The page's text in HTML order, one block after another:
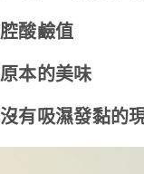
酸鹼值
本的美味
有吸濕發黏的